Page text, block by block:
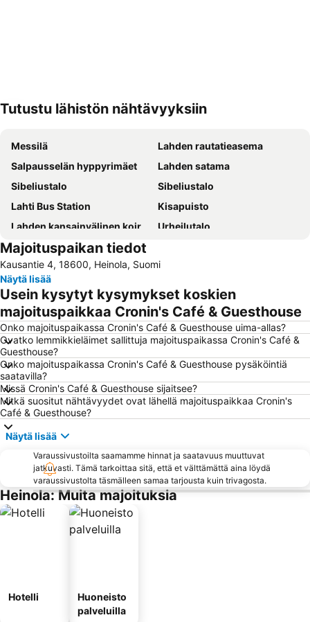
Tutustu lähistön nähtävyyksiin
Messilä
Lahden rautatieasema
Salpausselän hyppyrimäet
Lahden satama
Sibeliustalo
Sibeliustalo
Lahti Bus Station
Kisapuisto
Lahden kansainvälinen koiranäyttely
Urheilutalo
Isku Areena
Caravan
Pihapiiri
Nordic Fitness Expo
Julistemuseo
Majoituspaikan tiedot
Kausantie 4, 18600, Heinola, Suomi
Näytä lisää
Usein kysytyt kysymykset koskien
majoituspaikkaa Cronin's Café & Guesthouse
Onko majoituspaikassa Cronin's Café & Guesthouse uima-allas?
Ovatko lemmikkieläimet sallittuja majoituspaikassa Cronin's Café &
Guesthouse?
Onko majoituspaikassa Cronin's Café & Guesthouse pysäköintiä
saatavilla?
Missä Cronin's Café & Guesthouse sijaitsee?
Mitkä suositut nähtävyydet ovat lähellä majoituspaikkaa Cronin's
Café & Guesthouse?
Näytä lisää
Varaussivustoilta saamamme hinnat ja saatavuus muuttuvat
jatkuvasti. Tämä tarkoittaa sitä, että et välttämättä aina löydä
varaussivustolta täsmälleen samaa tarjousta kuin trivagosta.
Heinola: Muita majoituksia
Hotelli
Huoneisto
palveluilla